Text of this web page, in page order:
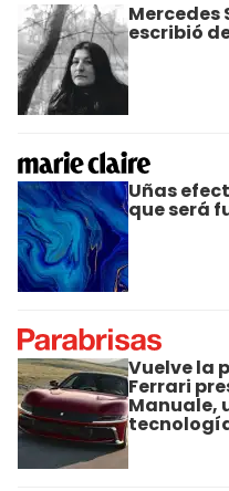
Mercedes
escribió
Uñas
que será
Vuelve la
Ferrari
Manuale,